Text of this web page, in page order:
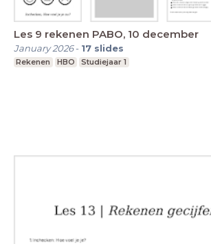
Les 9 rekenen PABO, 10 december
January 2026- 17 slides
Rekenen HBO Studiejaar 1